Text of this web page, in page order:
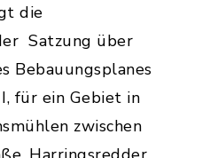
die
Satzung über
Bebauungsplanes
für ein Gebiet in
zwischen